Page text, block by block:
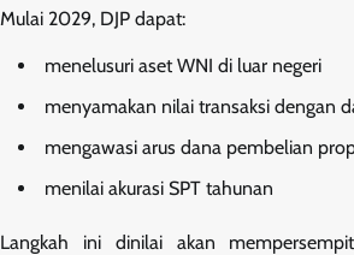
Mulai 2029, DJP dapat:
menelusuri aset WNI di luar negeri
menyamakan nilai transaksi dengan
mengawasi arus dana pembelian
menilai akurasi SPT tahunan
Langkah ini dinilai akan